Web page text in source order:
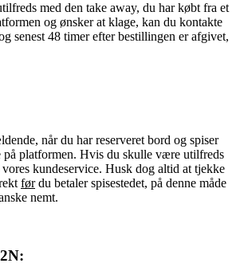
med den take away, du har købt fra et
og ønsker at klage, kan du kontakte
senest 48 timer efter bestillingen er afgivet,
når du har reserveret bord og spiser
på platformen. Hvis du skulle være utilfreds
kundeservice. Husk dog altid at tjekke
førdu betaler spisestedet, på denne måde
nemt.